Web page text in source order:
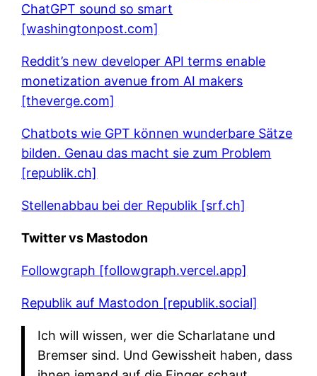
ChatGPT sound so smart
[washingtonpost.com]
Reddit’s new developer API terms enable
monetization avenue from AI makers
[theverge.com]
Chatbots wie GPT können wunderbare Sätze
bilden. Genau das macht sie zum Problem
[republik.ch]
Stellenabbau bei der Republik [srf.ch]
Twitter vs Mastodon
Followgraph [followgraph.vercel.app]
Republik auf Mastodon [republik.social]
Ich will wissen, wer die Scharlatane und
Bremser sind. Und Gewissheit haben, dass